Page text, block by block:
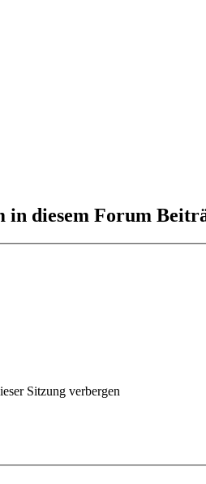
in diesem Forum
Sitzung verbergen